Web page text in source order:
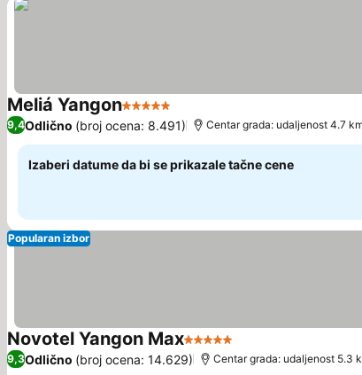
Meliá Yangon5 Zvezdice
9,4Odlično (broj ocena: 8.491) Centar grada: udaljenost 4.7
Izaberi datume da bi se prikazale tačne cene
Popularan izbor
Novotel Yangon Max5 Zvezdice
9,3Odlično (broj ocena: 14.629) Centar grada: udaljenost 5.3